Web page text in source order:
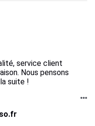
service client
Nous pensons
suite !